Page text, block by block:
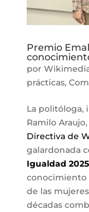
Premio
por
prácticas,
La politóloga,
Ramilo
Directiva de
galardonada
Igualdad 2025
conocimiento
de las
décadas